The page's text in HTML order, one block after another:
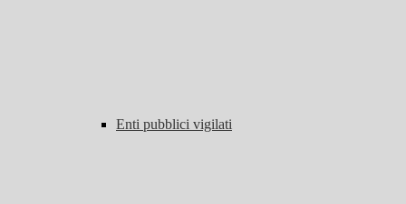
Enti pubblici vigilati